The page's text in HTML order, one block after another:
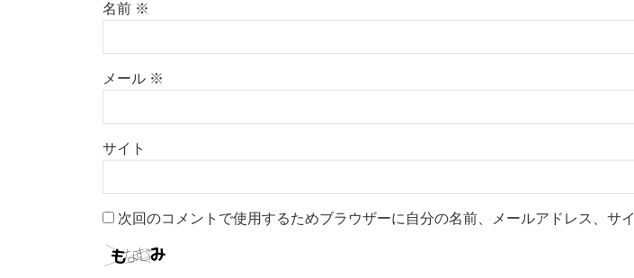
名前 ※
メール ※
サイト
次回のコメントで使用するためブラウザーに自分の名前、メールアドレス、サ